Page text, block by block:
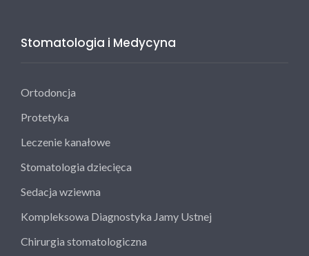
Stomatologia i Medycyna
Ortodoncja
Protetyka
Leczenie kanałowe
Stomatologia dziecięca
Sedacja wziewna
Kompleksowa Diagnostyka Jamy Ustnej
Chirurgia stomatologiczna